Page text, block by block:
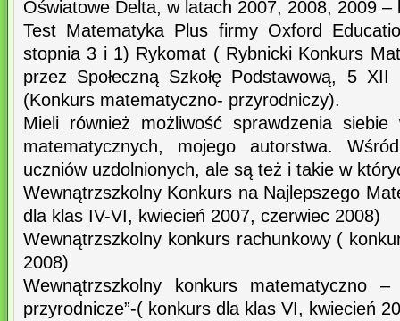
Oświatowe Delta, w latach 2007, 2008, 2009 –
Test Matematyka Plus firmy Oxford
stopnia 3 i 1) Rykomat ( Rybnicki Konkurs
przez Społeczną Szkołę Podstawową, 5
(Konkurs matematyczno- przyrodniczy).
Mieli również możliwość sprawdzenia
matematycznych, mojego autorstwa.
uczniów uzdolnionych, ale są też i takie w
Wewnątrzszkolny Konkurs na Najlepszego
dla klas IV-VI, kwiecień 2007, czerwiec 2008)
Wewnątrzszkolny konkurs rachunkowy (
2008)
Wewnątrzszkolny konkurs matematyczno
przyrodnicze”-( konkurs dla klas VI, kwiecień